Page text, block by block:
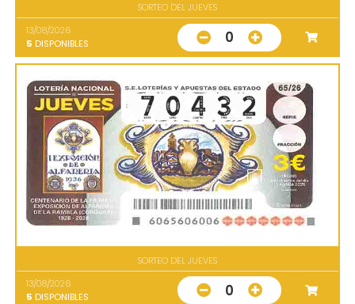
SORTEO DEL JUEVES
13/08/2026
5 DISPONIBLES 0
SORTEO DEL JUEVES
13/08/2026
5 DISPONIBLES 0